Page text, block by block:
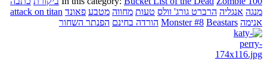
מנגה אנגליה הרברט גורג' וולס טעות מחווה מטבע פאונד attack on titan
אנימה
Monster #8 Beastars הורדה בחינם הפנתר השחור